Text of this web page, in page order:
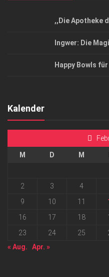
,,Die Apotheke
Ingwer: Die
Happy Bowls
Kalender
M D M
2
3 4
9
10 11
16
17 18
23
24 25
« Aug.
Apr. »